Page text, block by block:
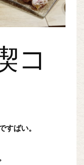
コ
すばい。